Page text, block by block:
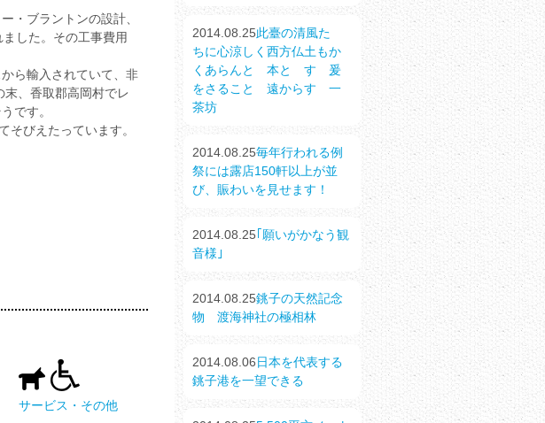
・ブラントンの設計、
した。その工事費用
ら輸入されていて、非
、香取郡高岡村でレ
です。
びえたっています。
サービス・その他
2014.08.25此臺の清風たゝ
ちに心涼しく西方仏土もか
くあらんと 本とゝす 爰
をさること 遠からす 一
茶坊
2014.08.25毎年行われる例
祭には露店150軒以上が並
び、賑わいを見せます！
2014.08.25 ｢願いがかなう観
音様｣
2014.08.25銚子の天然記念
物 渡海神社の極相林
2014.08.06日本を代表する
銚子港を一望できる